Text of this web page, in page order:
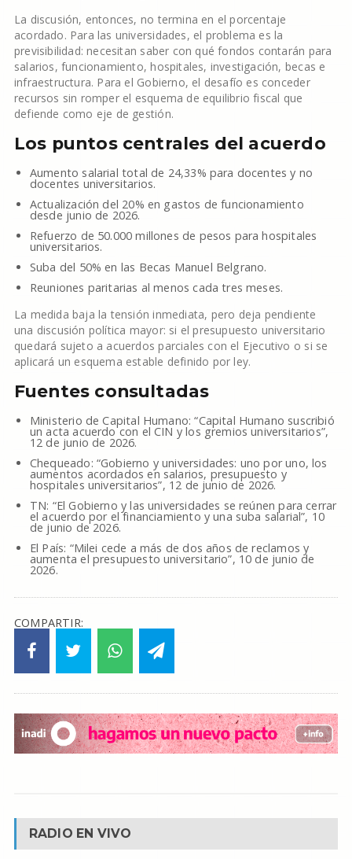
La discusión, entonces, no termina en el porcentaje
acordado. Para las universidades, el problema es la
previsibilidad: necesitan saber con qué fondos contarán para
salarios, funcionamiento, hospitales, investigación, becas e
infraestructura. Para el Gobierno, el desafío es conceder
recursos sin romper el esquema de equilibrio fiscal que
defiende como eje de gestión.
Los puntos centrales del acuerdo
Aumento salarial total de 24,33% para docentes y no
docentes universitarios.
Actualización del 20% en gastos de funcionamiento
desde junio de 2026.
Refuerzo de 50.000 millones de pesos para hospitales
universitarios.
Suba del 50% en las Becas Manuel Belgrano.
Reuniones paritarias al menos cada tres meses.
La medida baja la tensión inmediata, pero deja pendiente
una discusión política mayor: si el presupuesto universitario
quedará sujeto a acuerdos parciales con el Ejecutivo o si se
aplicará un esquema estable definido por ley.
Fuentes consultadas
Ministerio de Capital Humano: “Capital Humano suscribió
un acta acuerdo con el CIN y los gremios universitarios”,
12 de junio de 2026.
Chequeado: “Gobierno y universidades: uno por uno, los
aumentos acordados en salarios, presupuesto y
hospitales universitarios”, 12 de junio de 2026.
TN: “El Gobierno y las universidades se reúnen para cerrar
el acuerdo por el financiamiento y una suba salarial”, 10
de junio de 2026.
El País: “Milei cede a más de dos años de reclamos y
aumenta el presupuesto universitario”, 10 de junio de
2026.
COMPARTIR:
RADIO EN VIVO